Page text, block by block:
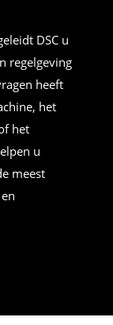
DSC u
regelgeving
heeft
het
het
u
meest